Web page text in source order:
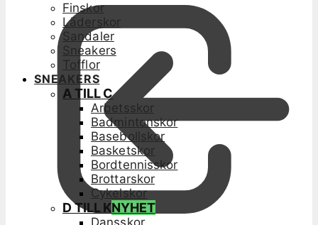
Finskor
Läderskor
Sandaler
Sneakers
Tofflor
SNEAKERS
A TILL C
Arbetsskor
Badmintonskor
Basebollskor
Basketskor
Bordtennisskor
Brottarskor
Cykelskor
D TILL KNYHET
Dansskor